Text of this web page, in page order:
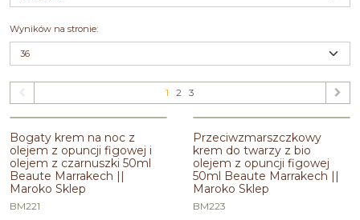
Wyników na stronie:
1 2 3
Bogaty krem na noc z
olejem z opuncji figowej i
olejem z czarnuszki 50ml
Beaute Marrakech ||
Maroko Sklep
BM221
Przeciwzmarszczkowy krem do
twarzy z bio olejem z opuncji
figowej 50ml Beaute Marrakech ||
Maroko Sklep
Linia
BEAUTE MARRAKECH
Pojemność 50ml
Zawiera olej
Przeciwzmarszczkowy
krem do twarzy z bio
olejem z opuncji figowej
50ml Beaute Marrakech ||
Maroko Sklep
BM223